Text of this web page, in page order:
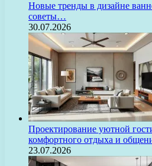
Новые тренды в дизайне
советы…
30.07.2026
Проектирование уютной
комфортного отдыха и
23.07.2026